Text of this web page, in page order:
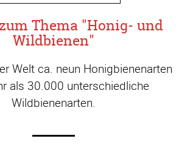
Thema "Honig- und
Wildbienen"
Welt ca. neun Honigbienenarten
als 30.000 unterschiedliche
Wildbienenarten.